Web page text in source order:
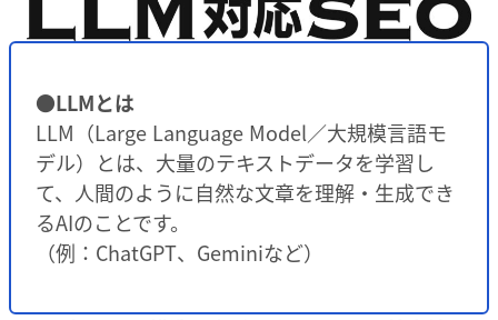
●LLMとは
LLM（Large Language Model／大規模言語モ
デル）とは、大量のテキストデータを学習し
て、人間のように自然な文章を理解・生成でき
るAIのことです。
（例：ChatGPT、Geminiなど）